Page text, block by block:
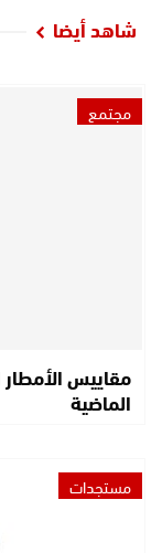
شاهد أيضا
مجتمع
الماضية
مستجدات